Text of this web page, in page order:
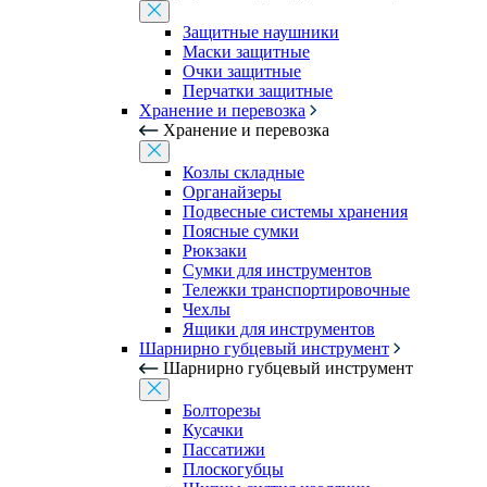
Защитные наушники
Маски защитные
Очки защитные
Перчатки защитные
Хранение и перевозка
Хранение и перевозка
Козлы складные
Органайзеры
Подвесные системы хранения
Поясные сумки
Рюкзаки
Сумки для инструментов
Тележки транспортировочные
Чехлы
Ящики для инструментов
Шарнирно губцевый инструмент
Шарнирно губцевый инструмент
Болторезы
Кусачки
Пассатижи
Плоскогубцы